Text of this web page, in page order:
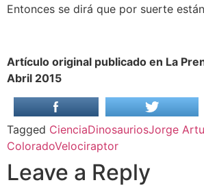
Entonces se dirá que por suerte
Artículo original publicado en La
Abril 2015
Tagged CienciaDinosauriosJorge
ColoradoVelociraptor
Leave a Reply